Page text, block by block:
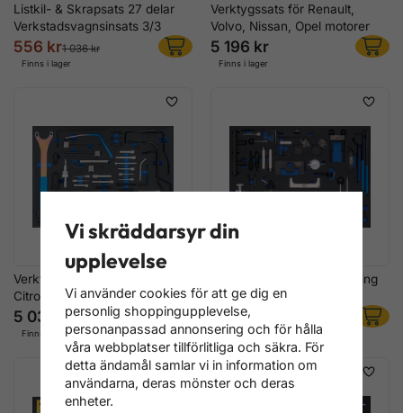
Listkil- & Skrapsats 27 delar
Verkstadsvagnsinsats 3/3
556 kr1 036 kr
Finns i lager
Verktygssats för Renault,
Volvo, Nissan, Opel motorer
5 196 kr
Finns i lager
Verktygssats för Fiat, Ford,
Citroen, Peugeot motorer
5 036 kr
Finns i lager
Verktygssats Motorinställning
Ford/VAG/Volvo/Mazda
4 316 kr
Finns i lager
Vi skräddarsyr din
upplevelse
Vi använder cookies för att ge dig en
personlig shoppingupplevelse,
personanpassad annonsering och för hålla
våra webbplatser tillförlitliga och säkra. För
detta ändamål samlar vi in information om
användarna, deras mönster och deras
enheter.